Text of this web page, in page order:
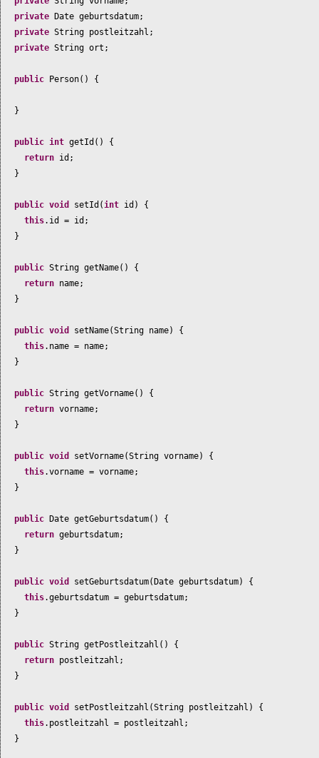
private
Date geburtsdatum;
private String postleitzahl;
private String ort;
public Person() {
}
public int getId () {
return id;
}
public void setId (int id ) {
this.id = id;
}
public String getName() {
return name;
}
public void setName(String name) {
this.name = name;
}
public String getVorname() {
return vorname;
}
public void setVorname(String vorname) {
this.vorname = vorname;
}
public Date getGeburtsdatum() {
return geburtsdatum;
}
public void setGeburtsdatum( Date geburtsdatum) {
this.geburtsdatum = geburtsdatum;
}
public String getPostleitzahl () {
return postleitzahl;
}
public void setPostleitzahl (String postleitzahl ) {
this.postleitzahl = postleitzahl;
}